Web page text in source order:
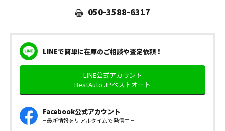
050-3588-6317
LINEで簡単に在庫のご相談や査定依頼！
LINE公式アカウント
BestAuto.JPベストオート
Facebook公式アカウント
− 最新情報をリアルタイムで発信中 −